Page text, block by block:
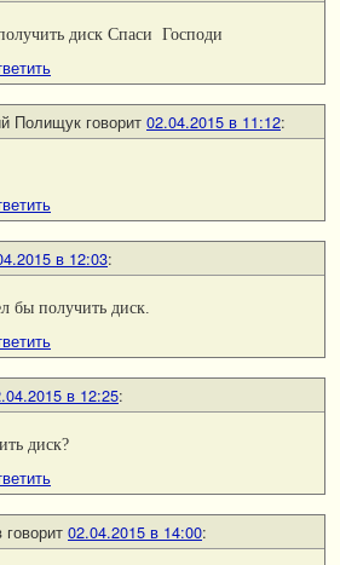
диск Спаси Господи
Полищук говорит 02.04.2015 в 11:12:
в 12:03:
бы получить диск.
в 12:25:
диск?
говорит 02.04.2015 в 14:00: